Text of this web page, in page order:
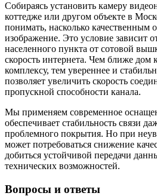
Собираясь установить камеру
коттедже или другом объекте в
понимать, насколько качественным
изображение. Это условие зависит
населенного пункта от сотовой
скорость интернета. Чем ближе дом
комплексу, тем увереннее и
позволяет увеличить скорость
пропускной способности канала.
Мы применяем современное
обеспечивает стабильность связи
проблемного покрытия. Но при
может потребоваться снижение
добиться устойчивой передачи
технических возможностей.
Вопросы и ответы